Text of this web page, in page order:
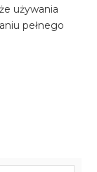
używania
pełnego